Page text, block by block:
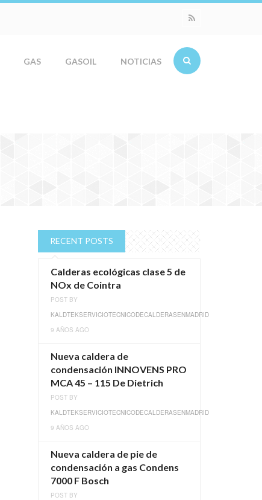
GAS GASOIL NOTICIAS
RECENT POSTS
Calderas ecológicas clase 5 de
NOx de Cointra
POST BY
KALDTEKSERVICIOTECNICODECALDERASENMADRID
9 AÑOS AGO
Nueva caldera de
condensación INNOVENS PRO
MCA 45 – 115 De Dietrich
POST BY
KALDTEKSERVICIOTECNICODECALDERASENMADRID
9 AÑOS AGO
Nueva caldera de pie de
condensación a gas Condens
7000 F Bosch
POST BY